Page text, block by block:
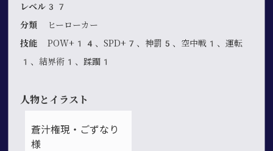
レベル37
分類 ヒーローカー
技能 POW+14、SPD+7、神罰5、空中戦1、運転
1、結界術1、蹂躙1
人物とイラスト
蒼汁権現・ごずなり
様